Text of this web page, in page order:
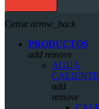
Cerrar arrow_back
PRODUCTOS
add remove
AGUA
CALIENTE
add
remove